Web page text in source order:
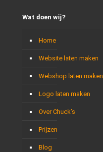
Wat doen wij?
Home
Website laten maken
Webshop laten maken
Logo laten maken
Over Chuck’s
Prijzen
Blog